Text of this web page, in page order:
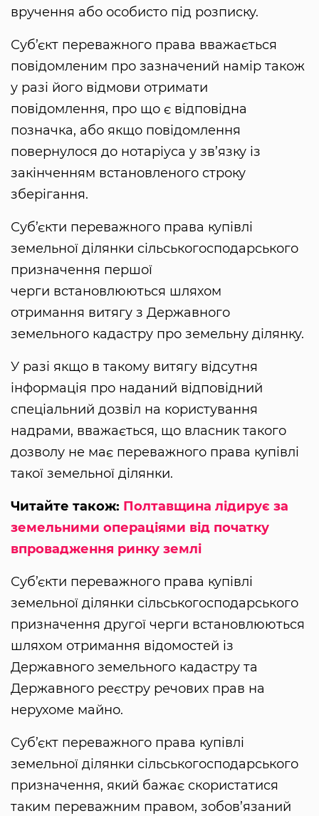
вручення або особисто під розписку.
Суб’єкт переважного права вважається
повідомленим про зазначений намір також
у разі його відмови отримати
повідомлення, про що є відповідна
позначка, або якщо повідомлення
повернулося до нотаріуса у зв’язку із
закінченням встановленого строку
зберігання.
Суб’єкти переважного права купівлі
земельної ділянки сільськогосподарського
призначення першої
черги встановлюються шляхом
отримання витягу з Державного
земельного кадастру про земельну ділянку.
У разі якщо в такому витягу відсутня
інформація про наданий відповідний
спеціальний дозвіл на користування
надрами, вважається, що власник такого
дозволу не має переважного права купівлі
такої земельної ділянки.
Читайте також: Полтавщина лідирує за
земельними операціями від початку
впровадження ринку землі
Суб’єкти переважного права купівлі
земельної ділянки сільськогосподарського
призначення другої черги встановлюються
шляхом отримання відомостей із
Державного земельного кадастру та
Державного реєстру речових прав на
нерухоме майно.
Суб’єкт переважного права купівлі
земельної ділянки сільськогосподарського
призначення, який бажає скористатися
таким переважним правом, зобов’язаний